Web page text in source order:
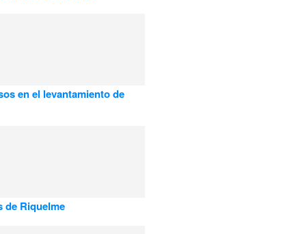
en el levantamiento de
de Riquelme